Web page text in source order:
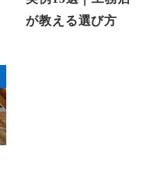
が教える選び方